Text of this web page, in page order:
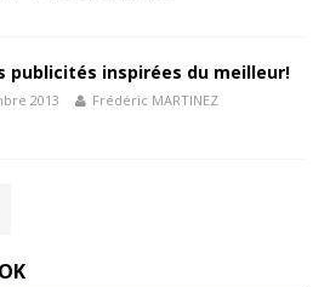
publicités inspirées du meilleur!
2013 Frédéric MARTINEZ